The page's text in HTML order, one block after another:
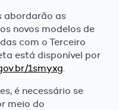
abordarão as
novos modelos de
com o Terceiro
está disponível por
1smyxg.
é necessário se
meio do